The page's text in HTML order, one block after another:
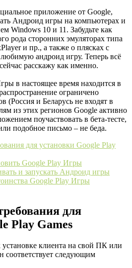
приложение от Google,
Андроид игры на компьютерах и
Windows 10 и 11. Забудьте как
рода сторонних эмуляторах типа
и пр., а также о плясках с
андроид игру. Теперь всё
расскажу как именно.
в настоящее время находится в
ограничено
(Россия и Беларусь не входят в
из этих регионов Google активно
поучаствовать в бета-тесте,
подобное письмо – не беда.
для установки Google Play
Google Play Игры
и запускать Андроид игры
Google Play Игры
для
Play Games
клиента на свой ПК или
соответствует следующим